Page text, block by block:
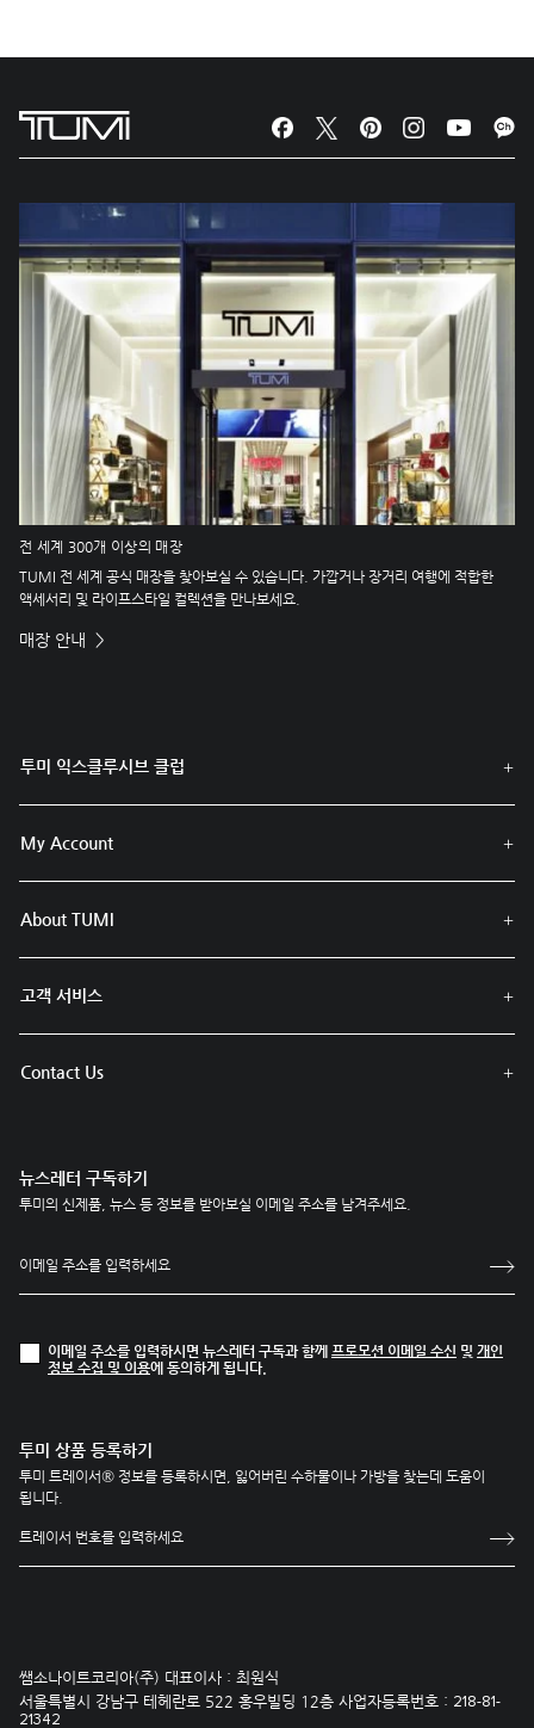
전 세계 300개 이상의 매장
TUMI 전 세계 공식 매장을 찾아보실 수 있습니다. 가깝거나 장거리 여행에 적합한
액세서리 및 라이프스타일 컬렉션을 만나보세요.
매장 안내
투미 익스클루시브 클럽
My Account
About TUMI
고객 서비스
Contact Us
뉴스레터 구독하기
투미의 신제품, 뉴스 등 정보를 받아보실 이메일 주소를 남겨주세요.
이메일 주소를 입력하시면 뉴스레터 구독과 함께 프로모션 이메일 수신 및 개인
정보 수집 및 이용에 동의하게 됩니다.
투미 상품 등록하기
투미 트레이서® 정보를 등록하시면, 잃어버린 수하물이나 가방을 찾는데 도움이
됩니다.
쌤소나이트코리아(주) 대표이사 : 최원식
서울특별시 강남구 테헤란로 522 홍우빌딩 12층 사업자등록번호 : 218-81-
21342